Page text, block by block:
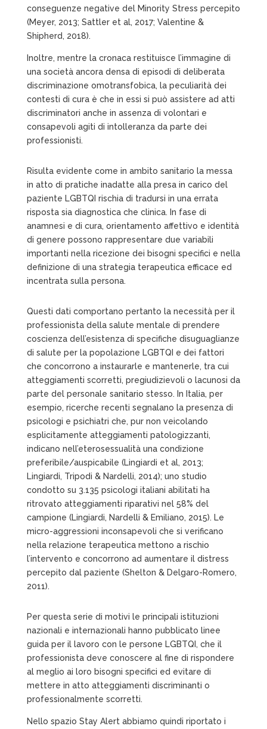
conseguenze negative del Minority Stress percepito
(Meyer, 2013; Sattler et al, 2017; Valentine &
Shipherd, 2018).
Inoltre, mentre la cronaca restituisce l’immagine di
una società ancora densa di episodi di deliberata
discriminazione omotransfobica, la peculiarità dei
contesti di cura è che in essi si può assistere ad atti
discriminatori anche in assenza di volontari e
consapevoli agiti di intolleranza da parte dei
professionisti.
Risulta evidente come in ambito sanitario la messa
in atto di pratiche inadatte alla presa in carico del
paziente LGBTQI rischia di tradursi in una errata
risposta sia diagnostica che clinica. In fase di
anamnesi e di cura, orientamento affettivo e identità
di genere possono rappresentare due variabili
importanti nella ricezione dei bisogni specifici e nella
definizione di una strategia terapeutica efficace ed
incentrata sulla persona.
Questi dati comportano pertanto la necessità per il
professionista della salute mentale di prendere
coscienza dell’esistenza di specifiche disuguaglianze
di salute per la popolazione LGBTQI e dei fattori
che concorrono a instaurarle e mantenerle, tra cui
atteggiamenti scorretti, pregiudizievoli o lacunosi da
parte del personale sanitario stesso. In Italia, per
esempio, ricerche recenti segnalano la presenza di
psicologi e psichiatri che, pur non veicolando
esplicitamente atteggiamenti patologizzanti,
indicano nell’eterosessualità una condizione
preferibile/auspicabile (Lingiardi et al, 2013;
Lingiardi, Tripodi & Nardelli, 2014); uno studio
condotto su 3.135 psicologi italiani abilitati ha
ritrovato atteggiamenti riparativi nel 58% del
campione (Lingiardi, Nardelli & Emiliano, 2015). Le
micro-aggressioni inconsapevoli che si verificano
nella relazione terapeutica mettono a rischio
l’intervento e concorrono ad aumentare il distress
percepito dal paziente (Shelton & Delgaro-Romero,
2011).
Per questa serie di motivi le principali istituzioni
nazionali e internazionali hanno pubblicato linee
guida per il lavoro con le persone LGBTQI, che il
professionista deve conoscere al fine di rispondere
al meglio ai loro bisogni specifici ed evitare di
mettere in atto atteggiamenti discriminanti o
professionalmente scorretti.
Nello spazio Stay Alert abbiamo quindi riportato i